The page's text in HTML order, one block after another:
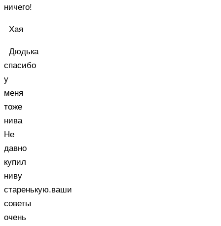
ничего!
Хая
Дюдька
спасибо
у
меня
тоже
нива
Не
давно
купил
ниву
старенькую.ваши
советы
очень